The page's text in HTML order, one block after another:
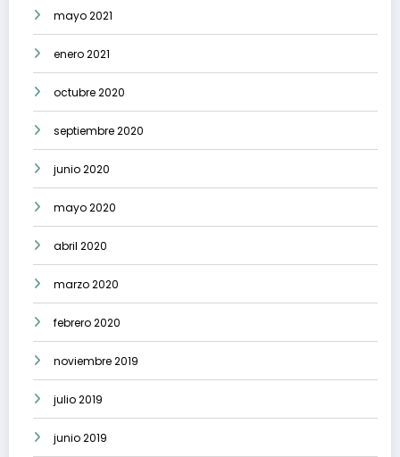
mayo 2021
enero 2021
octubre 2020
septiembre 2020
junio 2020
mayo 2020
abril 2020
marzo 2020
febrero 2020
noviembre 2019
julio 2019
junio 2019